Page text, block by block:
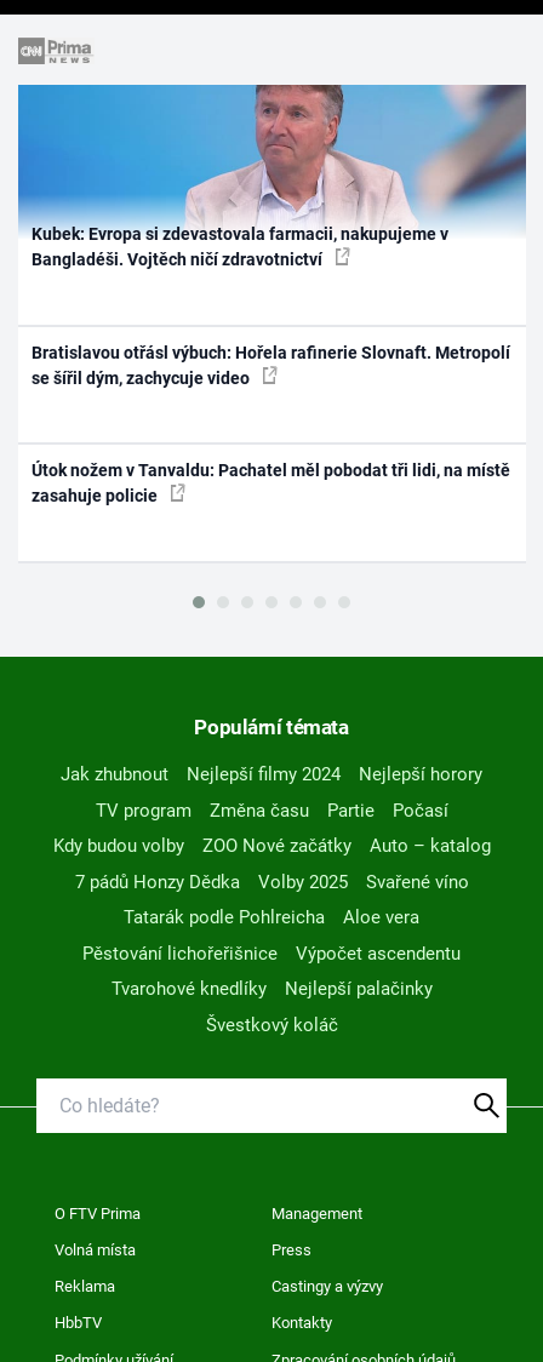
Kubek: Evropa si zdevastovala farmacii, nakupujeme v
Bangladéši. Vojtěch ničí zdravotnictví
Bratislavou otřásl výbuch: Hořela rafinerie Slovnaft. Metropolí
se šířil dým, zachycuje video
Útok nožem v Tanvaldu: Pachatel měl pobodat tři lidi, na místě
zasahuje policie
Populární témata
Jak zhubnout Nejlepší filmy 2024
Nejlepší horory
TV program
Změna času Partie
Počasí
Kdy budou volby
ZOO Nové začátky
Auto – katalog
7 pádů Honzy Dědka
Volby 2025
Svařené víno
Tatarák podle Pohlreicha
Aloe vera
Pěstování lichořeřišnice
Výpočet ascendentu
Tvarohové knedlíky
Nejlepší palačinky
Švestkový koláč
O FTV Prima Management
Volná místa Press
Reklama Castingy a výzvy
HbbTV Kontakty